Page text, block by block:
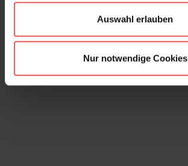
Auswahl erlauben
Nur notwendige Cookies
89,00 €